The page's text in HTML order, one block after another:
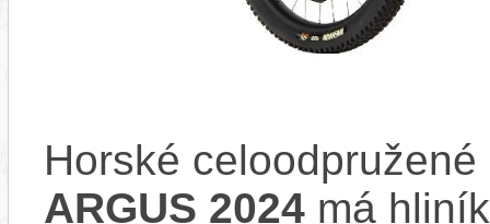
Horské
ARGUS 2024 má